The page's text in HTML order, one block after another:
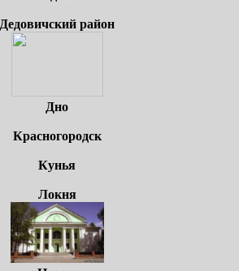
Дедовичский район
Дно
Красногородск
Кунья
Локня